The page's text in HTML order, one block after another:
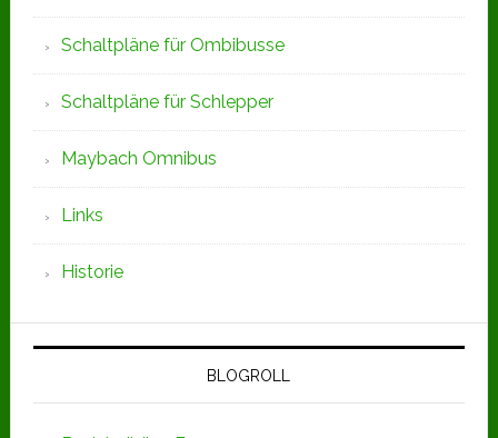
Schaltpläne für Ombibusse
Schaltpläne für Schlepper
Maybach Omnibus
Links
Historie
BLOGROLL